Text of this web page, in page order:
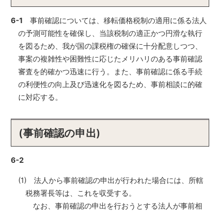
6-1 事前確認については、移転価格税制の適用に係る法人
の予測可能性を確保し、当該税制の適正かつ円滑な執行
を図るため、我が国の課税権の確保に十分配意しつつ、
事案の複雑性や困難性に応じたメリハリのある事前確認
審査を的確かつ迅速に行う。また、事前確認に係る手続
の利便性の向上及び迅速化を図るため、事前相談に的確
に対応する。
(事前確認の申出)
6-2
(1) 法人から事前確認の申出が行われた場合には、所轄
税務署長等は、これを収受する。
なお、事前確認の申出を行おうとする法人が事前相